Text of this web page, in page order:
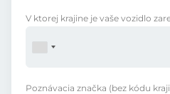
V ktorej krajine je vaše vozidlo
Poznávacia značka (bez kódu